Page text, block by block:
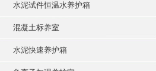
水泥试件恒温水养护箱
混凝土标养室
水泥快速养护箱